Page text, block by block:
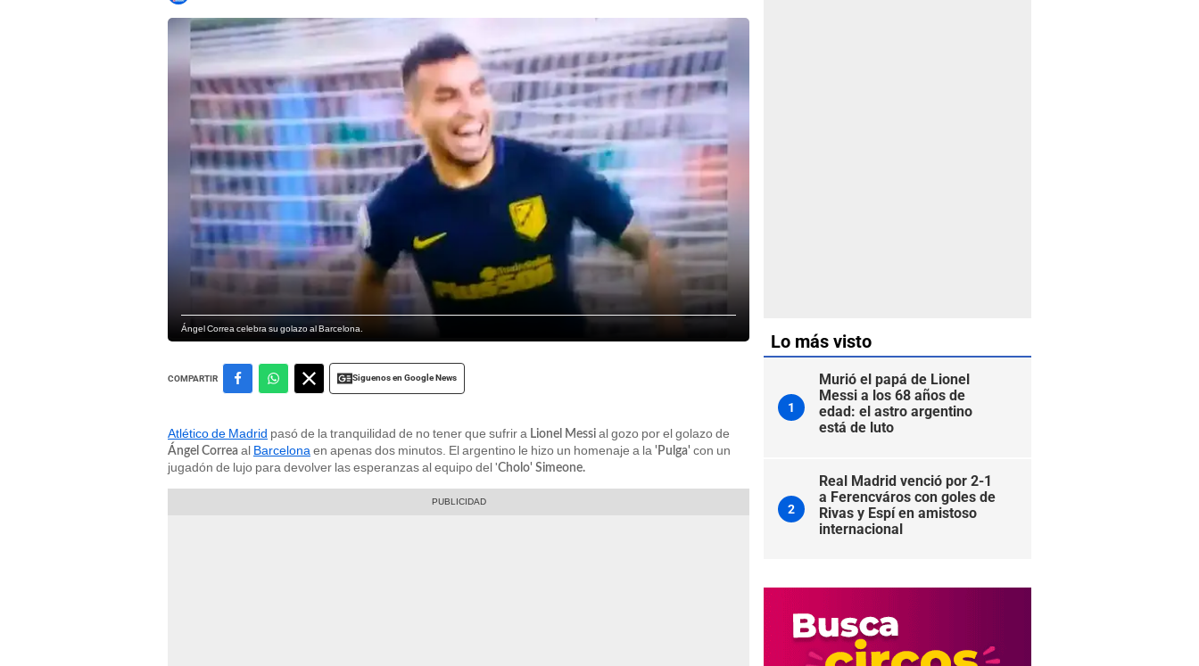
Ángel Correa celebra su golazo al Barcelona.
COMPARTIR Siguenos en Google News
Atlético de Madrid pasó de la tranquilidad de no tener que sufrir a Lionel Messi al gozo por el golazo de
Ángel Correa al Barcelona en apenas dos minutos. El argentino le hizo un homenaje a la 'Pulga' con un
jugadón de lujo para devolver las esperanzas al equipo del 'Cholo' Simeone.
Lo más visto
1
Murió el papá de Lionel
Messi a los 68 años de
edad: el astro argentino
está de luto
2
Real Madrid venció por 2-1
a Ferencváros con goles de
Rivas y Espí en amistoso
internacional